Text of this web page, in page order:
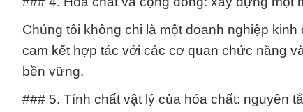
Chúng tôi không chỉ là một doanh nghiệp
cam kết hợp tác với các cơ quan chức năng
bền vững.
### 5. Tính chất vật lý của hóa chất: nguyên